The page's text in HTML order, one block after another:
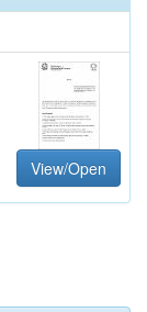
View/Open